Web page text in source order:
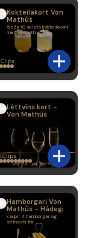
Kokteilakort Von
Mathús
5 eða 10 skipta kokteilakort
með afslætti
Léttvíns kort -
Von Mathús
Clips
Hamborgari Von
Mathús - Hádegi
kaupir 4 hamborgar og
seinasti frír